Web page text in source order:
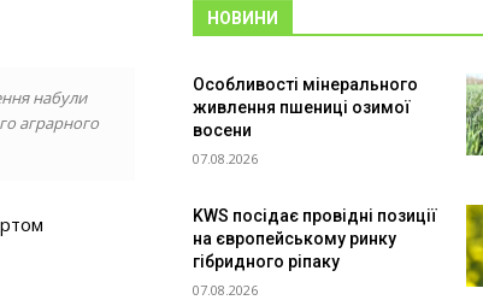
набули
аграрного
НОВИНИ
Особливості мінерального
живлення пшениці озимої
восени
07.08.2026
KWS посідає провідні позиції
на європейському ринку
гібридного ріпаку
07.08.2026